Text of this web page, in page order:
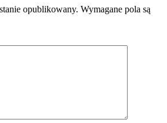
opublikowany. Wymagane pola są